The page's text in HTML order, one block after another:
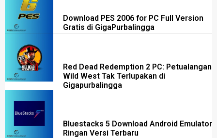
Download PES 2006 for PC Full Version
Gratis di GigaPurbalingga
Red Dead Redemption 2 PC: Petualangan
Wild West Tak Terlupakan di
Gigapurbalingga
Bluestacks 5 Download Android Emulator
Ringan Versi Terbaru